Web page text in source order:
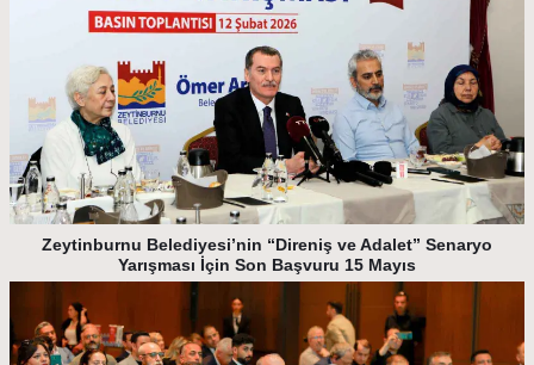
Zeytinburnu Belediyesi’nin “Direniş ve Adalet” Senaryo
Yarışması İçin Son Başvuru 15 Mayıs